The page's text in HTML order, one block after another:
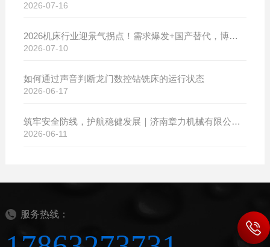
2026-07-16
2026机床行业迎景气拐点！需求爆发+国产替代，博斯曼数控设备产销两旺发货忙
2026-07-10
如何通过声音判断龙门数控钻铣床的运行状态
2026-06-17
筑牢安全防线，护航稳健发展｜济南章力机械有限公司开展2026年安全生产月系列活动
2026-06-11
服务热线：